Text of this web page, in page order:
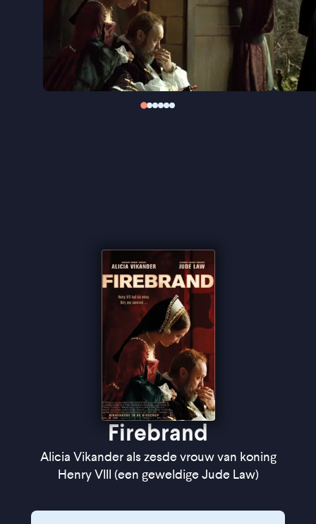
de laatste jaren van de beruchte koning Hendrik
VIII. De hoofdrollen zijn voor Alicia Vikander (The
Danish Girl, Ex Machina) en Jude Law (The New
Pope, Sherlock Holmes, The Nest
beklemmende geschiedenis opnieuw tot leven.
“Het totale tegenbeeld van een stijf, steriel
Firebrand
Alicia Vikander als zesde vrouw van koning
Henry VIII (een geweldige Jude Law)